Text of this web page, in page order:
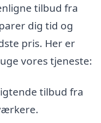
tilbud fra
dig tid og
pris. Her er
vores tjeneste:
tilbud fra